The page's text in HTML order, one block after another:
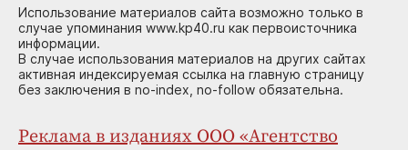
Использование материалов сайта возможно только в
случае упоминания www.kp40.ru как первоисточника
информации.
В случае использования материалов на других сайтах
активная индексируемая ссылка на главную страницу
без заключения в no-index, no-follow обязательна.
Реклама в изданиях ООО «Агентство